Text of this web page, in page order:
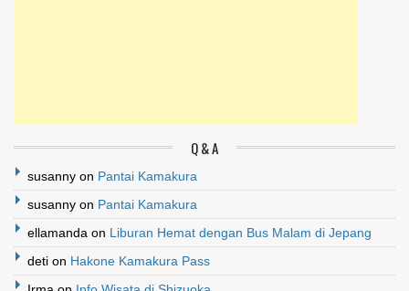
Q & A
susanny on Pantai Kamakura
susanny on Pantai Kamakura
ellamanda on Liburan Hemat dengan Bus Malam di Jepang
deti on Hakone Kamakura Pass